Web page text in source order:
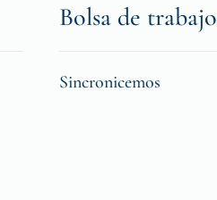
Bolsa de trabajo
Sincronicemos